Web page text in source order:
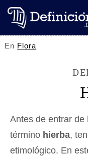
En Flora
Antes de entrar de
término hierba,
etimológico. En